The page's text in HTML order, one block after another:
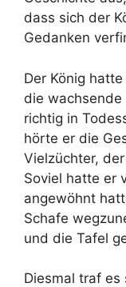
dass sich der
Gedanken
Der König
die
richtig in
hörte er die
Vielzüchter,
Soviel hatte er
angewöhnt
Schafe
und die Tafel
Diesmal traf es